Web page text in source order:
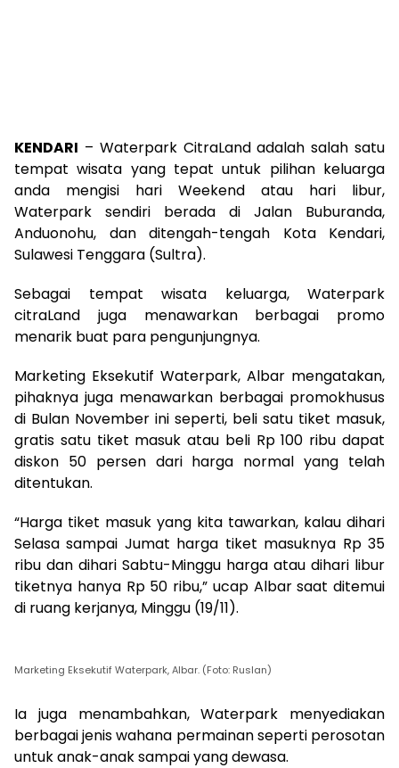
KENDARI – Waterpark CitraLand adalah salah satu
tempat wisata yang tepat untuk pilihan keluarga
anda mengisi hari Weekend atau hari libur,
Waterpark sendiri berada di Jalan Buburanda,
Anduonohu, dan ditengah-tengah Kota Kendari,
Sulawesi Tenggara (Sultra).
Sebagai tempat wisata keluarga, Waterpark
citraLand juga menawarkan berbagai promo
menarik buat para pengunjungnya.
Marketing Eksekutif Waterpark, Albar mengatakan,
pihaknya juga menawarkan berbagai promokhusus
di Bulan November ini seperti, beli satu tiket masuk,
gratis satu tiket masuk atau beli Rp 100 ribu dapat
diskon 50 persen dari harga normal yang telah
ditentukan.
“Harga tiket masuk yang kita tawarkan, kalau dihari
Selasa sampai Jumat harga tiket masuknya Rp 35
ribu dan dihari Sabtu-Minggu harga atau dihari libur
tiketnya hanya Rp 50 ribu,” ucap Albar saat ditemui
di ruang kerjanya, Minggu (19/11).
Marketing Eksekutif Waterpark, Albar. (Foto: Ruslan)
Ia juga menambahkan, Waterpark menyediakan
berbagai jenis wahana permainan seperti perosotan
untuk anak-anak sampai yang dewasa.